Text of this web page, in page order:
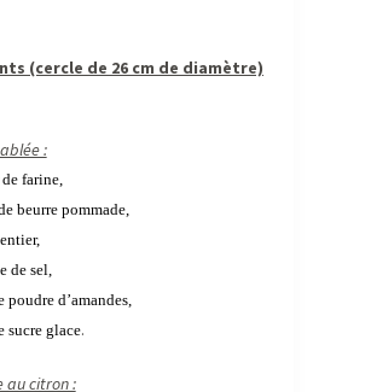
(cercle de 26 cm de diamètre)
:
farine,
beurre pommade,
de sel,
poudre d’amandes,
sucre glace.
au citron :